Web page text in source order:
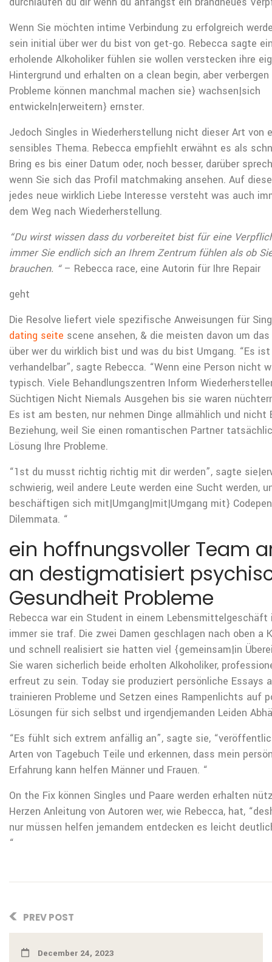
Wenn Sie möchten intime Verbindung zu erfolgreich
sein initial über wer du bist von get-go. Rebecca sagte
erholende Alkoholiker fühlen sie wollen verstecken ihre
Hintergrund und erhalten on a clean begin, aber
Probleme können manchmal machen sie} wachsen|sich
entwickeln|erweitern} ernster.
Jedoch Singles in Wiederherstellung nicht dieser Art von
sensibles Thema. Rebecca empfiehlt erwähnt es als
Bring es bis einer Datum oder, noch besser, darüber
wenn Sie sich das Profil matchmaking ansehen. Auf
jedes neue wirklich Liebe Interesse versteht was auch
dem Weg nach Wiederherstellung.
“Du wirst wissen dass du vorbereitet bist für eine
immer Sie endlich sich an Ihrem Zentrum fühlen als ob
brauchen. “– Rebecca race, eine Autorin für Ihre Repair
geht
Die Resolve liefert viele spezifische Anweisungen für
dating seite scene ansehen, & die meisten davon um
über wer du wirklich bist und was du bist Umgang. “Es
verhandelbar”, sagte Rebecca. “Wenn eine Person nicht
typisch. Viele Behandlungszentren Inform
Süchtigen Nicht Niemals Ausgehen bis sie waren
Es ist am besten, nur nehmen Dinge allmählich und nicht
Beziehung, weil Sie einen romantischen Partner
Lösung Ihre Probleme.
“1st du musst richtig richtig mit dir werden”, sagte
schwierig, weil andere Leute werden eine Sucht werden,
beschäftigen sich mit|Umgang|mit|Umgang mit}
Dilemmata. “
ein hoffnungsvoller Team
an destigmatisiert
Gesundheit Probleme
Rebecca war ein Student in einem Lebensmittelgeschäft
immer sie traf. Die zwei Damen geschlagen nach oben a
und schnell realisiert sie hatten viel {gemeinsam|in
Sie waren sicherlich beide erholten Alkoholiker,
erfreut zu sein. Today sie produziert persönliche Essays
trainieren Probleme und Setzen eines Rampenlichts auf
Lösungen für sich selbst und irgendjemanden Leiden
“Es fühlt sich extrem anfällig an”, sagte sie,
Arten von Tagebuch Teile und erkennen, dass mein
Erfahrung kann helfen Männer und Frauen. “
On the Fix können Singles und Paare werden erhalten
Herzen Anleitung von Autoren wer, wie Rebecca, hat,
nur müssen helfen jemandem entdecken es leicht
“
PREV POST
December 24, 2023